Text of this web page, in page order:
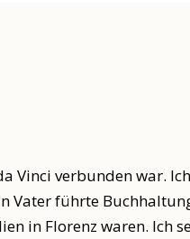
Vinci verbunden war.
Vater führte
in Florenz waren. Ich